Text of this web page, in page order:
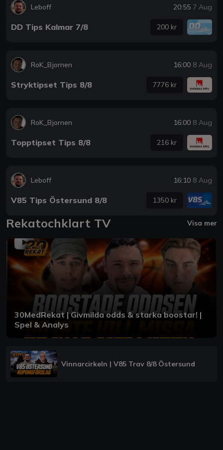
Leboff 20:55 7 Aug
DD Tips Kalmar 7/8 200 kr
RoK_Bjornen 16:00 8 Aug
Stryktipset Tips 8/8 7776 kr
RoK_Bjornen 16:00 8 Aug
Topptipset Tips 8/8 216 kr
Leboff 16:10 8 Aug
V85 Tips Östersund 8/8 1350 kr
Rekatochklart TV Visa mer
30MedRekat | Givmilda odds & starka boostar! |
Spel & Analys
Vinnarcirkeln | V85 Trav 8/8 Östersund